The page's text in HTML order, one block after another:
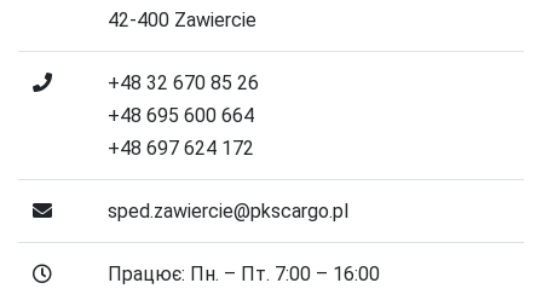
42-400 Zawiercie
+48 32 670 85 26
+48 695 600 664
+48 697 624 172
sped.zawiercie@pkscargo.pl
Працює: Пн. – Пт. 7:00 – 16:00